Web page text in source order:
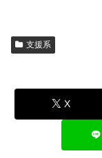
支援系
X